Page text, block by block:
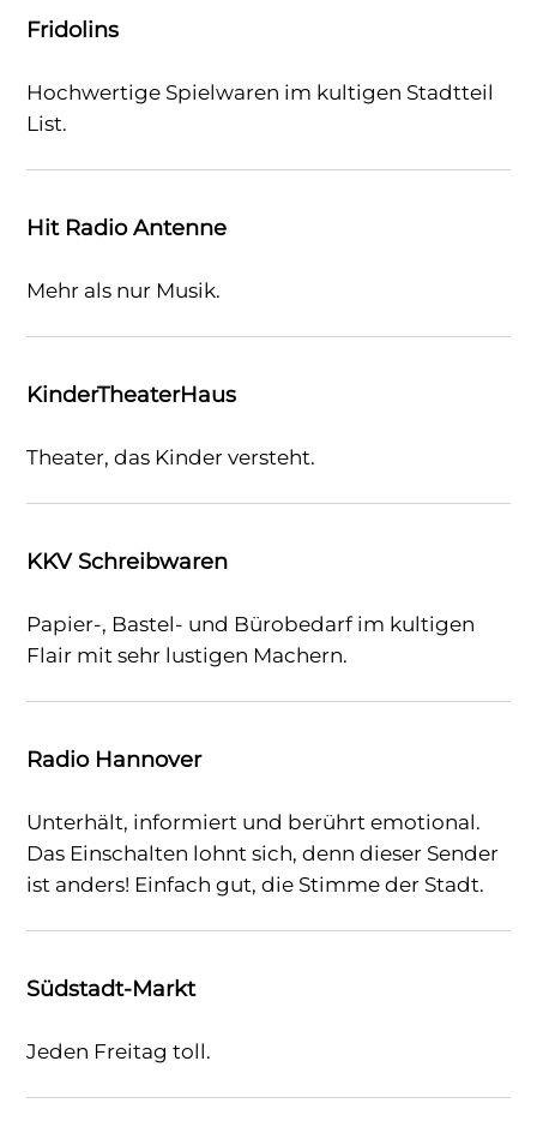
Fridolins
Hochwertige Spielwaren im kultigen Stadtteil
List.
Hit Radio Antenne
Mehr als nur Musik.
KinderTheaterHaus
Theater, das Kinder versteht.
KKV Schreibwaren
Papier-, Bastel- und Bürobedarf im kultigen
Flair mit sehr lustigen Machern.
Radio Hannover
Unterhält, informiert und berührt emotional.
Das Einschalten lohnt sich, denn dieser Sender
ist anders! Einfach gut, die Stimme der Stadt.
Südstadt-Markt
Jeden Freitag toll.